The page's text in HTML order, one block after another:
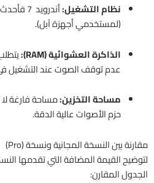
نظام التشغيل:
(لمستخدمي أجهزة آبل).
الذاكرة العشوائية (RAM):
عدم توقف الصوت عند التشغيل
مساحة التخزين:
حزم الأصوات عالية الدقة.
مقارنة بين النسخة المجانية ونسخة (Pro)
لتوضيح القيمة المضافة التي تقدمها
الجدول المقارن: